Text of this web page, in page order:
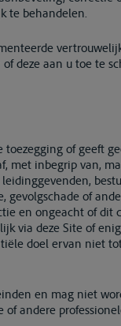
te behandelen.
aan u toe te
of
inbegrip van,
of
en ongeacht of
deze Site of
doel ervan niet
en mag niet
andere